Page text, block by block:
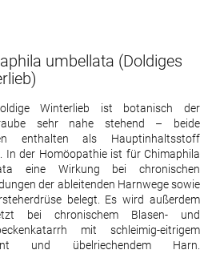
umbellata (Doldiges
Winterlieb ist botanisch der
sehr nahe stehend – beide
enthalten als Hauptinhaltsstoff
In der Homöopathie ist für Chimaphila
eine Wirkung bei chronischen
der ableitenden Harnwege sowie
belegt. Es wird außerdem
bei chronischem Blasen- und
mit schleimig-eitrigem
und übelriechendem Harn.